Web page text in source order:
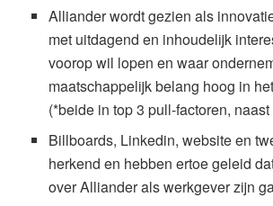
Alliander wordt gezien als
met uitdagend en inhoudelijk
voorop wil lopen en waar
maatschappelijk belang hoog in
(*beide in top 3 pull-factoren,
Billboards, Linkedin, website en
herkend en hebben ertoe geleid
over Alliander als werkgever zijn